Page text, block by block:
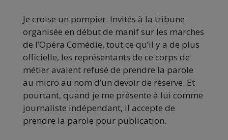
Je croise un pompier. Invités à la tribune
organisée en début de manif sur les marches
de l’Opéra Comédie, tout ce qu’il y a de plus
officielle, les représentants de ce corps de
métier avaient refusé de prendre la parole
au micro au nom d’un devoir de réserve. Et
pourtant, quand je me présente à lui comme
journaliste indépendant, il accepte de
prendre la parole pour publication.